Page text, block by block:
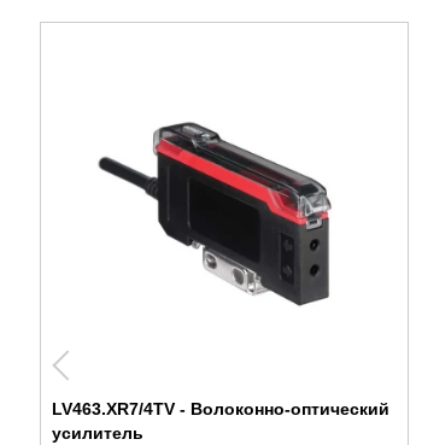
LV463.XR7/4TV - Волоконно-оптический
усилитель